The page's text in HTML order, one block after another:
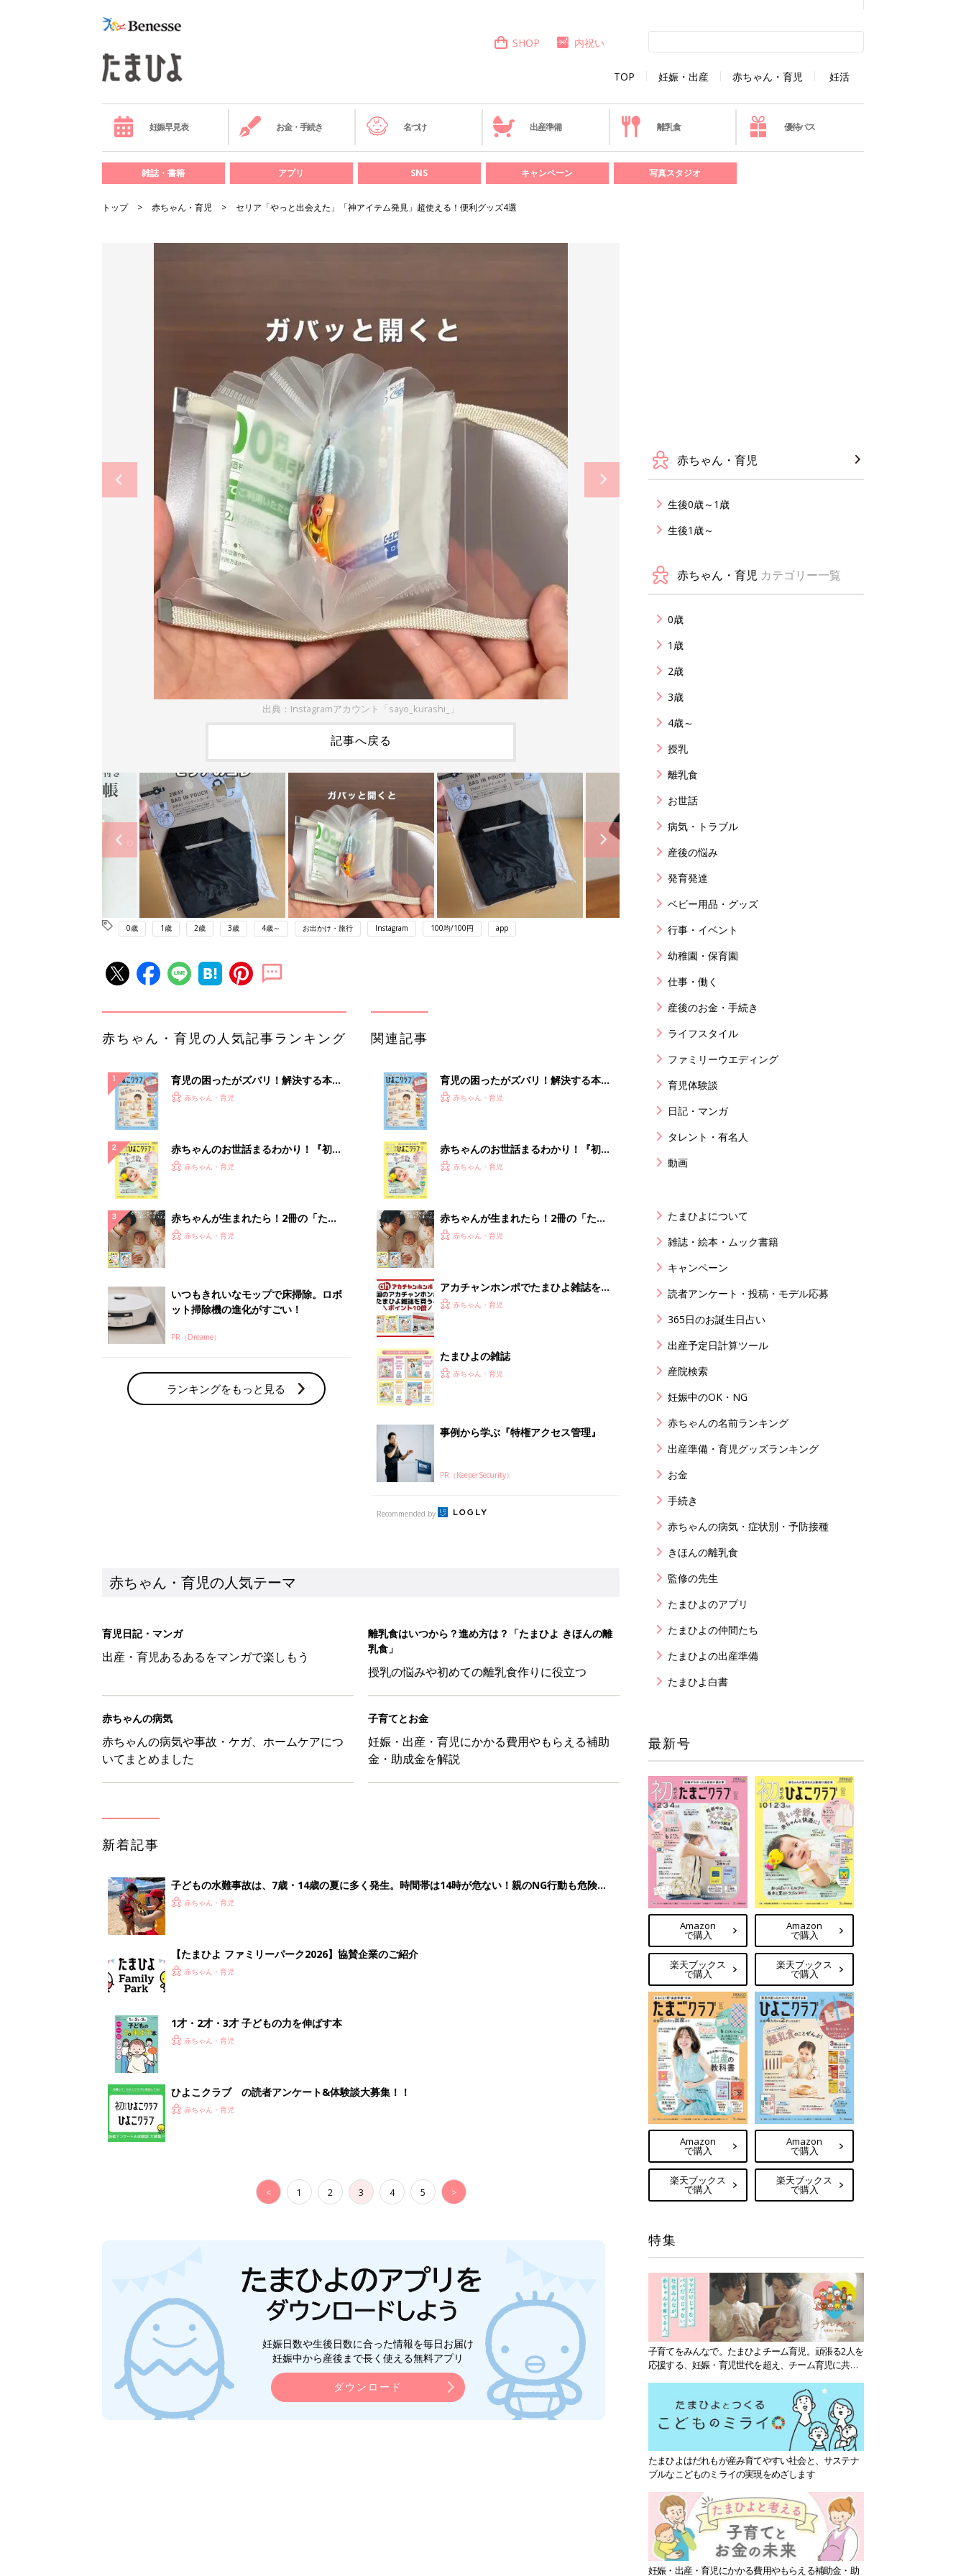
TOP 妊娠・出産 赤ちゃん・育児 妊活
SHOP 内祝い
妊娠早見表 お金・手続き 名づけ 出産準備 離乳食 優待パス
雑誌・書籍 アプリ SNS キャンペーン 写真スタジオ
トップ 赤ちゃん・育児 セリア「やっと出会えた」「神アイテム発見」超使える！便利グッズ4選
出典：Instagramアカウント「sayo_kurashi_」
記事へ戻る
0歳 1歳 2歳 3歳 4歳～ お出かけ・旅行 Instagram 100均/100円 app
赤ちゃん・育児の人気記事ランキング
育児の困ったがズバリ！解決する本
『ひよこクラブ 秋号』 4カ月～2才
赤ちゃん・育児
赤ちゃんのお世話まるわかり！『初め
てのひよこクラブ 夏号』〈巻頭大特
赤ちゃん・育児
赤ちゃんが生まれたら！2冊の「たま
ひよ」
赤ちゃん・育児
いつもきれいなモップで床掃除。ロボ
ット掃除機の進化がすごい！
PR（Dreame）
ランキングをもっと見る
関連記事
育児の困ったがズバリ！解決する本
『ひよこクラブ 秋号』 4カ月～2才
赤ちゃん・育児
赤ちゃんのお世話まるわかり！『初め
てのひよこクラブ 夏号』〈巻頭大特
赤ちゃん・育児
赤ちゃんが生まれたら！2冊の「たま
ひよ」
赤ちゃん・育児
アカチャンホンポでたまひよ雑誌を買
うとポイント10倍【期間限定】
赤ちゃん・育児
たまひよの雑誌
赤ちゃん・育児
事例から学ぶ『特権アクセス管理』
PR（KeeperSecurity）
Recommended by
赤ちゃん・育児の人気テーマ
育児日記・マンガ
出産・育児あるあるをマンガで楽しもう
離乳食はいつから？進め方は？「たまひよ きほんの離
乳食」
授乳の悩みや初めての離乳食作りに役立つ
赤ちゃんの病気
赤ちゃんの病気や事故・ケガ、ホームケアにつ
いてまとめました
子育てとお金
妊娠・出産・育児にかかる費用やもらえる補助
金・助成金を解説
新着記事
子どもの水難事故は、7歳・14歳の夏に多く発生。時間帯は14時が危ない！親のNG行動も危険を
まねく【専門家】
赤ちゃん・育児
【たまひよ ファミリーパーク2026】協賛企業のご紹介
赤ちゃん・育児
1才・2才・3才 子どもの力を伸ばす本
赤ちゃん・育児
ひよこクラブ の読者アンケート&体験談大募集！！
赤ちゃん・育児
< 1 2 3 4 5 >
妊娠日数や生後日数に合った情報を毎日お届け
妊娠中から産後まで長く使える無料アプリ
ダウンロード
赤ちゃん・育児
生後0歳～1歳
生後1歳～
赤ちゃん・育児 カテゴリー一覧
0歳
1歳
2歳
3歳
4歳～
授乳
離乳食
お世話
病気・トラブル
産後の悩み
発育発達
ベビー用品・グッズ
行事・イベント
幼稚園・保育園
仕事・働く
産後のお金・手続き
ライフスタイル
ファミリーウエディング
育児体験談
日記・マンガ
タレント・有名人
動画
たまひよについて
雑誌・絵本・ムック書籍
キャンペーン
読者アンケート・投稿・モデル応募
365日のお誕生日占い
出産予定日計算ツール
産院検索
妊娠中のOK・NG
赤ちゃんの名前ランキング
出産準備・育児グッズランキング
お金
手続き
赤ちゃんの病気・症状別・予防接種
きほんの離乳食
監修の先生
たまひよのアプリ
たまひよの仲間たち
たまひよの出産準備
たまひよ白書
最新号
Amazon
で購入
楽天ブックス
で購入
Amazon
で購入
楽天ブックス
で購入
Amazon
で購入
楽天ブックス
で購入
Amazon
で購入
楽天ブックス
で購入
特集
子育てをみんなで。たまひよチーム育児。頑張る2人を
応援する、妊娠・育児世代を超え、チーム育児に共感
たまひよはだれもが産み育てやすい社会と、サステナ
ブルなこどものミライの実現をめざします
妊娠・出産・育児にかかる費用やもらえる補助金・助